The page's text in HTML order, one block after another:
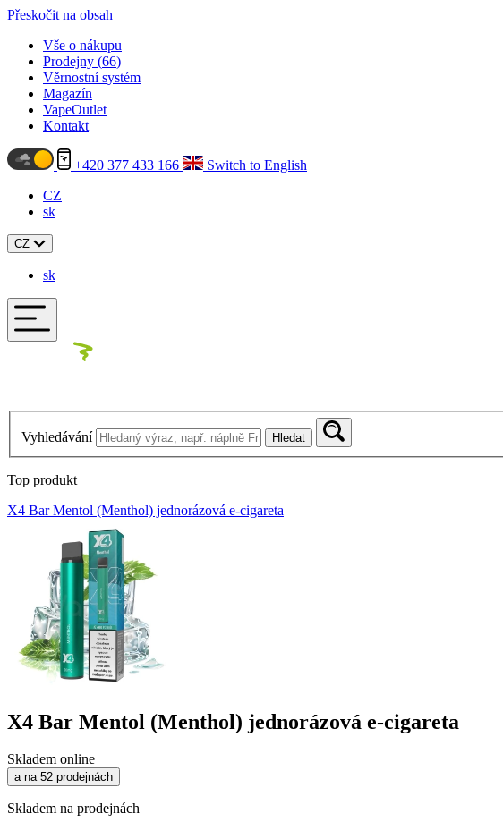
Přeskočit na obsah
Vše o nákupu
Prodejny (66)
Věrnostní systém
Magazín
VapeOutlet
Kontakt
+420 377 433 166
Switch to English
CZ
sk
CZ
sk
Vyhledávání Hledat
Top produkt
X4 Bar Mentol (Menthol) jednorázová e-cigareta
X4 Bar Mentol (Menthol) jednorázová e-cigareta
Skladem online
a na 52 prodejnách
Skladem na prodejnách